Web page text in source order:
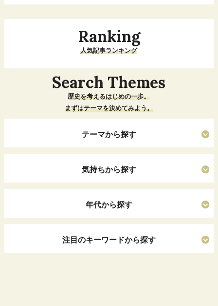
Ranking
人気記事ランキング
Search Themes
歴史を考えるはじめの一歩。
まずはテーマを決めてみよう。
テーマから探す
気持ちから探す
年代から探す
注目のキーワードから探す